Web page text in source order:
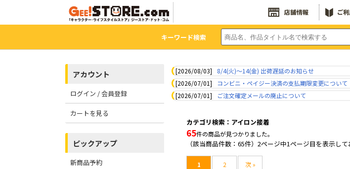
キーワード検索
アカウント
ログイン / 会員登録
カートを見る
ピックアップ
新商品予約
[2026/08/03]
8/4(火)～14(金) 出荷遅延のお知らせ
[2026/07/01]
コンビニ・ペイジー決済の支払期限変更について
[2026/07/01]
ご注文確定メールの廃止について
カテゴリ検索：アイロン接着
65件の商品が見つかりました。
（該当商品件数：65件）2ページ中1ページ目を表示して
1 2 次 »